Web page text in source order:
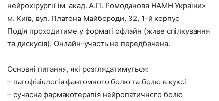
нейрохірургії ім. акад. А.П. Ромоданова НАМН України»
м. Київ, вул. Платона Майбороди, 32, 1-й корпус
Подія проходитиме у форматі офлайн (живе спілкування
та дискусія). Онлайн-участь не передбачена.
Основні питання, які розглядатимуться:
– патофізіологія фантомного болю та болю в куксі
– сучасна фармакотерапія нейропатичного болю